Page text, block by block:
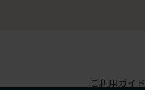
ご利用ガイド